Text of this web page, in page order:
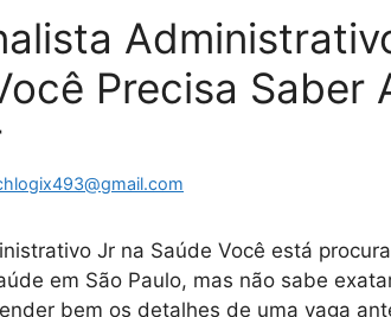
Precisa Saber
Jr na Saúde Você está
em São Paulo, mas não sabe
bem os detalhes de uma vaga